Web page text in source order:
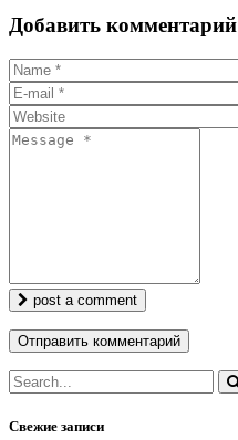
Добавить комментарий
post a comment
Свежие записи